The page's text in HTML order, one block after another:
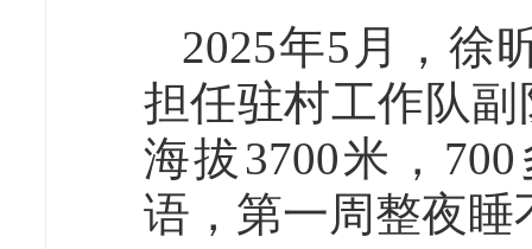
2025年5月，徐
担任驻村工作队
海拔3700米，
语，第一周整夜